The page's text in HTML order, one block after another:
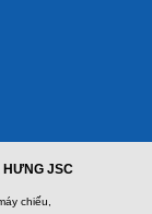
HƯNG JSC
chiếu,